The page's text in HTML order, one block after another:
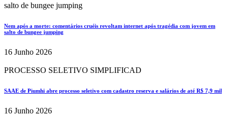
salto de bungee jumping
Nem após a morte: comentários cruéis revoltam internet após tragédia com jovem em
salto de bungee jumping
16 Junho 2026
PROCESSO SELETIVO SIMPLIFICAD
SAAE de Piumhi abre processo seletivo com cadastro reserva e salários de até R$ 7,9 mil
16 Junho 2026